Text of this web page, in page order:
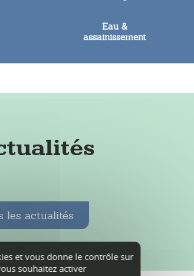
Eau &
assainissement
les actualités
et vous donne le contrôle sur
souhaitez activer